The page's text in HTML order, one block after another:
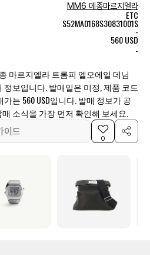
MM6 메종마르지엘라
ETC
S52MA0168S30831001S
-
560 USD
-
마르지엘라 트롬피 엘오에일 데님
보입니다. 발매일은 미정, 제품 코드
가는 560 USD입니다. 발매 정보가 공
소식을 가장 먼저 확인해 보세요.
이드
0